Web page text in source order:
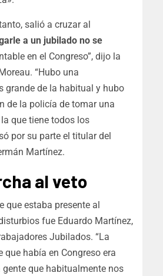
salió a cruzar al
a un jubilado no se
en el Congreso”, dijo la
“Hubo una
grande de la habitual y hubo
de la policía de tomar una
que tiene todos los
por su parte el titular del
Martínez.
al veto
que estaba presente al
fue Eduardo Martínez,
Jubilados. “La
que había en Congreso era
que habitualmente nos